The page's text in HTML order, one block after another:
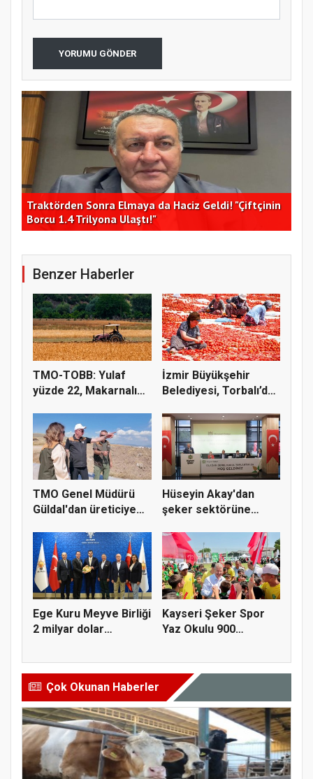
YORUMU GÖNDER
Traktörden Sonra Elmaya da Haciz Geldi! "Çiftçinin
Borcu 1.4 Trilyona Ulaştı!"
Benzer Haberler
TMO-TOBB: Yulaf
yüzde 22, Makarnalık
İzmir Büyükşehir
Belediyesi, Torbalı’da
TMO Genel Müdürü
Güldal'dan üreticiye
Hüseyin Akay'dan
şeker sektörüne
Ege Kuru Meyve Birliği
2 milyar dolar
Kayseri Şeker Spor
Yaz Okulu 900
Çok Okunan Haberler